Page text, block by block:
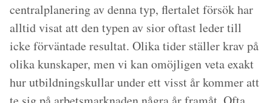
centralplanering av denna typ, flertalet försök har
alltid visat att den typen av sior oftast leder till
icke förväntade resultat. Olika tider ställer krav på
olika kunskaper, men vi kan omöjligen veta exakt
hur utbildningskullar under ett visst år kommer att